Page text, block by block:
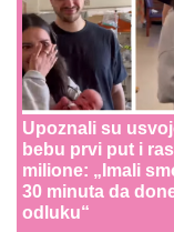
Upoznali su
bebu prvi put i
milione: „Imali
30 minuta da
odluku“